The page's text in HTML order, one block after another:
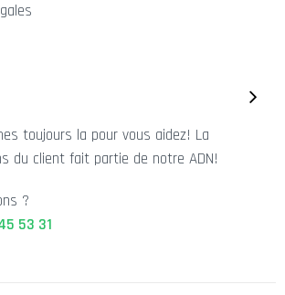
toujours la pour vous aidez! La
du client fait partie de notre ADN!
?
53 31